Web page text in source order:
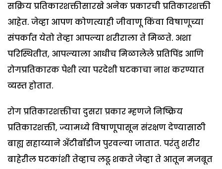
सक्रिय प्रतिकारशक्तीसारखे अनेक प्रकारची प्रतिकारशक्ती
आहेत. जेव्हा आपण कोणत्याही जीवाणू किंवा विषाणूच्या
संपर्कात येतो तेव्हा आपल्या शरीराला ते मिळते. अशा
परिस्थितीत, आपल्याला आधीच मिळालेले प्रतिपिंड आणि
रोगप्रतिकारक पेशी त्या परदेशी घटकाचा नाश करण्यात
व्यस्त होतात.
रोग प्रतिकारशक्तीचा दुसरा प्रकार म्हणजे निष्क्रिय
प्रतिकारशक्ती, ज्यामध्ये विषाणूपासून संरक्षण देण्यासाठी
बाह्य सहाय्याने अँटीबॉडीज पुरवल्या जातात. परंतु शरीर
बाहेरील घटकांशी तेव्हाच लढू शकते जेव्हा ते आतून मजबूत